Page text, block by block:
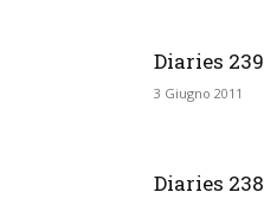
Diaries 239
3 Giugno 2011
Diaries 238